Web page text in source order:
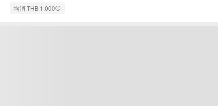
均消 THB 1,000